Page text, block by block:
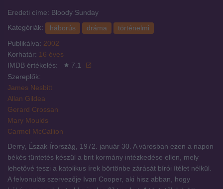
Eredeti címe: Bloody Sunday
Kategóriák:
háborús dráma
történelmi
Publikálva: 2002
Korhatár: 16 éves
IMDB értékelés:
7.1
Szereplők:
James Nesbitt
Allan Gildea
Gerard Crossan
Mary Moulds
Carmel McCallion
Derry, Észak-Írország, 1972. január 30. A városban ezen a napon
békés tüntetés készül a brit kormány intézkedése ellen, mely
lehetővé teszi a katolikus írek börtönbe zárását bírói ítélet nélkül.
A felvonulás szervezője Ivan Cooper, aki hisz abban, hogy